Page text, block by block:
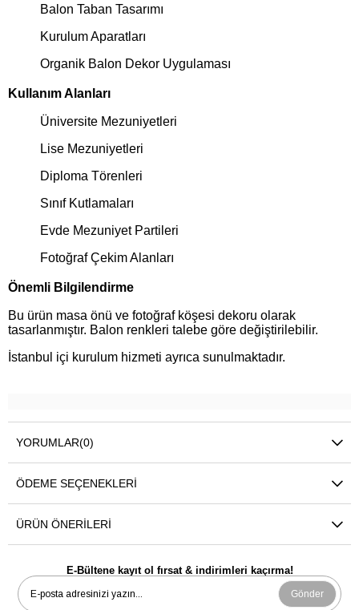
Balon Taban Tasarımı
Kurulum Aparatları
Organik Balon Dekor Uygulaması
Kullanım Alanları
Üniversite Mezuniyetleri
Lise Mezuniyetleri
Diploma Törenleri
Sınıf Kutlamaları
Evde Mezuniyet Partileri
Fotoğraf Çekim Alanları
Önemli Bilgilendirme
Bu ürün masa önü ve fotoğraf köşesi dekoru olarak
tasarlanmıştır. Balon renkleri talebe göre değiştirilebilir.
İstanbul içi kurulum hizmeti ayrıca sunulmaktadır.
YORUMLAR(0)
ÖDEME SEÇENEKLERI
ÜRÜN ÖNERILERI
E-Bültene kayıt ol fırsat & indirimleri kaçırma!
Gönder